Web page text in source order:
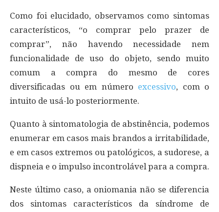
Como foi elucidado, observamos como sintomas
característicos, “o comprar pelo prazer de
comprar”, não havendo necessidade nem
funcionalidade de uso do objeto, sendo muito
comum a compra do mesmo de cores
diversificadas ou em número excessivo, com o
intuito de usá-lo posteriormente.
Quanto à sintomatologia de abstinência, podemos
enumerar em casos mais brandos a irritabilidade,
e em casos extremos ou patológicos, a sudorese, a
dispneia e o impulso incontrolável para a compra.
Neste último caso, a oniomania não se diferencia
dos sintomas característicos da síndrome de